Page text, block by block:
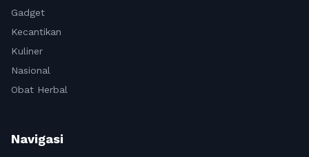
Gadget
Kecantikan
Kuliner
Nasional
Obat Herbal
Navigasi